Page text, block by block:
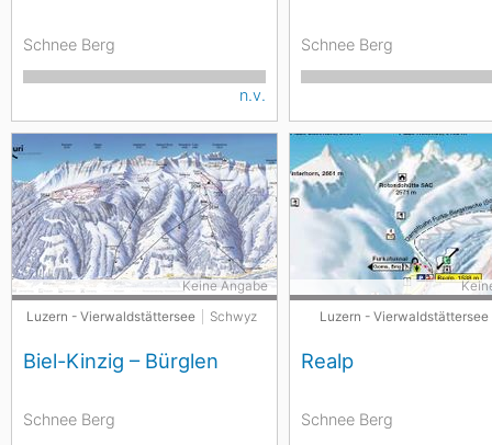
Schnee Berg
n.v.
Schnee Berg
Luzern - Vierwaldstättersee Schwyz
Biel-Kinzig – Bürglen
Keine Angabe
Schnee Berg
Luzern - Vierwaldstättersee
Realp
Schnee Berg